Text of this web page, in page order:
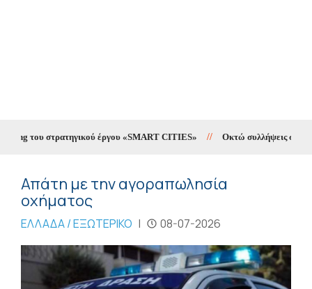
του στρατηγικού έργου «SMART CITIES» // Οκτώ συλλήψεις σε δέκα
Απάτη με την αγοραπωλησία
οχήματος
ΕΛΛΑΔΑ / ΕΞΩΤΕΡΙΚΟ | 08-07-2026